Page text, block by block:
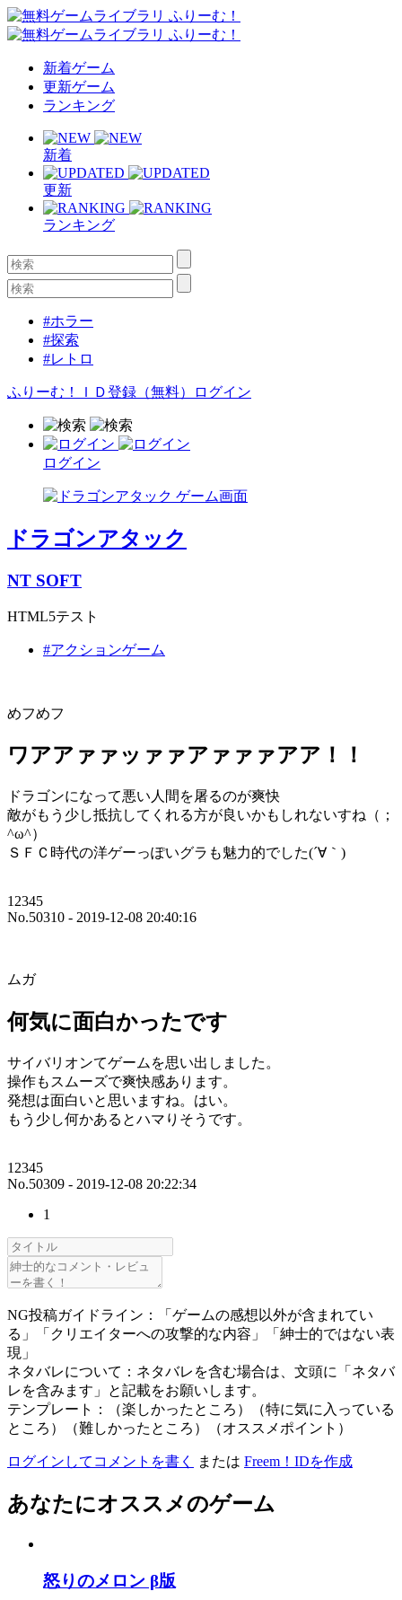
新着ゲーム
更新ゲーム
ランキング
新着
更新
ランキング
#ホラー
#探索
#レトロ
ふりーむ！ＩＤ登録（無料） ログイン
ログイン
ドラゴンアタック
NT SOFT
HTML5テスト
#アクションゲーム
めフめフ
ワアアァァッァァアァァァアア！！
ドラゴンになって悪い人間を屠るのが爽快
敵がもう少し抵抗してくれる方が良いかもしれないすね（；
^ω^）
ＳＦＣ時代の洋ゲーっぽいグラも魅力的でした(´∀｀)
12345
No.50310 - 2019-12-08 20:40:16
ムガ
何気に面白かったです
サイバリオンてゲームを思い出しました。
操作もスムーズで爽快感あります。
発想は面白いと思いますね。はい。
もう少し何かあるとハマりそうです。
12345
No.50309 - 2019-12-08 20:22:34
1
NG投稿ガイドライン：「ゲームの感想以外が含まれてい
る」「クリエイターへの攻撃的な内容」「紳士的ではない表
現」
ネタバレについて：ネタバレを含む場合は、文頭に「ネタバ
レを含みます」と記載をお願いします。
テンプレート：（楽しかったところ）（特に気に入っている
ところ）（難しかったところ）（オススメポイント）
ログインしてコメントを書く または Freem！IDを作成
あなたにオススメのゲーム
怒りのメロン β版